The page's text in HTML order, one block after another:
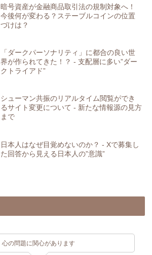
暗号資産が金融商品取引法の規制対象へ！
今後何が変わる？ステーブルコインの位置
づけは？
「ダークパーソナリティ」に都合の良い世
界が作られてきた！？ - 支配層に多い”ダー
クトライアド”
シューマン共振のリアルタイム閲覧ができ
るサイト変更について - 新たな情報源の見方
まで
日本人はなぜ目覚めないのか？ - Xで募集し
た回答から見える日本人の”意識”
心の問題に関心があります